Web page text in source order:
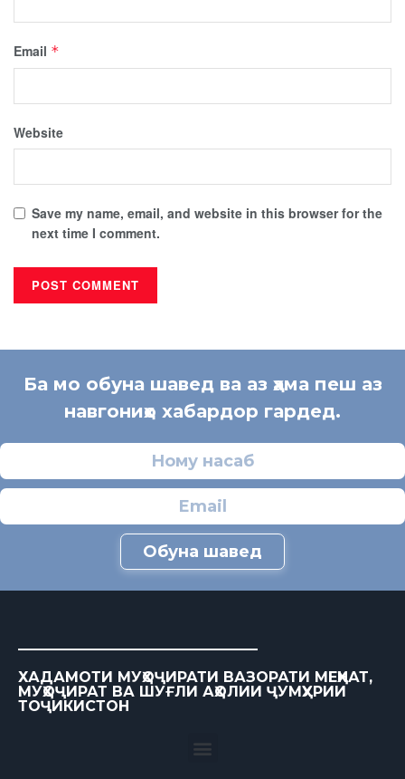
Email *
Website
Save my name, email, and website in this browser for the
next time I comment.
Ба мо обуна шавед ва аз ҳама пеш аз
навгониҳо хабардор гардед.
Обуна шавед
ХАДАМОТИ МУҲОҶИРАТИ ВАЗОРАТИ МЕҲНАТ,
МУҲОҶИРАТ ВА ШУҒЛИ АҲОЛИИ ҶУМҲУРИИ
ТОҶИКИСТОН